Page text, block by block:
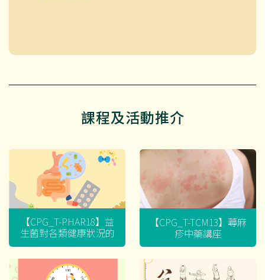
課程及活動推介
【CPG_T-PHAR18】益
生菌對各類健康狀況的
迷思
【CPG_T-TCM13】蕁麻
疹中藥講座